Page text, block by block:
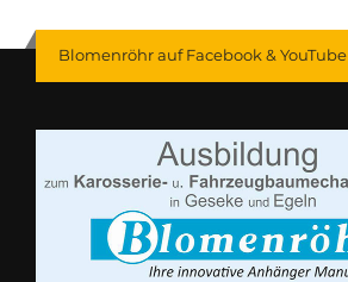
Blomenröhr auf Facebook & YouTube